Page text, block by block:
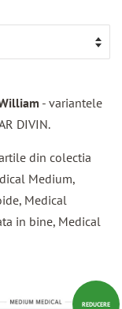
- variantele
DIVIN.
din colectia
Medium,
Medical
in bine, Medical
REDUCERE